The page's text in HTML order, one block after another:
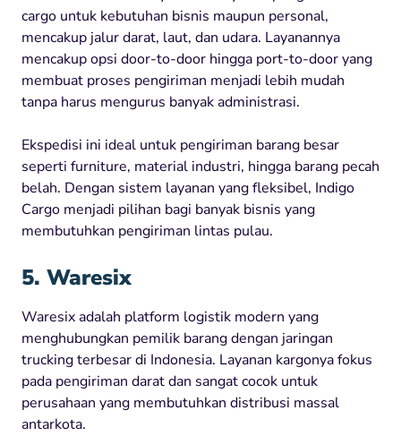
cargo untuk kebutuhan bisnis maupun personal,
mencakup jalur darat, laut, dan udara. Layanannya
mencakup opsi door-to-door hingga port-to-door yang
membuat proses pengiriman menjadi lebih mudah
tanpa harus mengurus banyak administrasi.
Ekspedisi ini ideal untuk pengiriman barang besar
seperti furniture, material industri, hingga barang pecah
belah. Dengan sistem layanan yang fleksibel, Indigo
Cargo menjadi pilihan bagi banyak bisnis yang
membutuhkan pengiriman lintas pulau.
5. Waresix
Waresix adalah platform logistik modern yang
menghubungkan pemilik barang dengan jaringan
trucking terbesar di Indonesia. Layanan kargonya fokus
pada pengiriman darat dan sangat cocok untuk
perusahaan yang membutuhkan distribusi massal
antarkota.